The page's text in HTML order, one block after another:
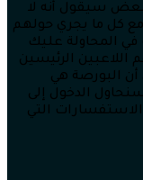
سيقول أنه لا
كل ما يجري حولهم
المحاولة عليك
اللاعبين الرئيسين
البورصة هي
الدخول إلى
التي